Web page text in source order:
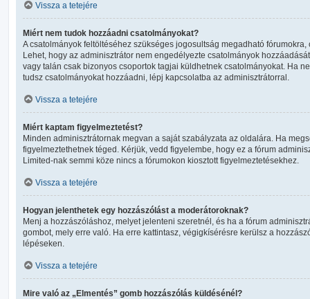
Vissza a tetejére
Miért nem tudok hozzáadni csatolmányokat?
A csatolmányok feltöltéséhez szükséges jogosultság megadható
Lehet, hogy az adminisztrátor nem engedélyezte csatolmányok
vagy talán csak bizonyos csoportok tagjai küldhetnek csatolmányokat. Ha
tudsz csatolmányokat hozzáadni, lépj kapcsolatba az adminisztrátorral.
Vissza a tetejére
Miért kaptam figyelmeztetést?
Minden adminisztrátornak megvan a saját szabályzata az oldalára. Ha
figyelmeztethetnek téged. Kérjük, vedd figyelembe, hogy ez a fórum
Limited-nak semmi köze nincs a fórumokon kiosztott figyelmeztetésekhez.
Vissza a tetejére
Hogyan jelenthetek egy hozzászólást a moderátoroknak?
Menj a hozzászóláshoz, melyet jelenteni szeretnél, és ha a fórum
gombot, mely erre való. Ha erre kattintasz, végigkísérésre kerülsz a
lépéseken.
Vissza a tetejére
Mire való az „Elmentés” gomb hozzászólás küldésénél?